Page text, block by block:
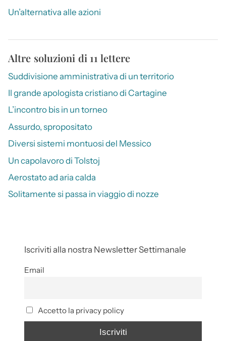
Un’alternativa alle azioni
Altre soluzioni di 11 lettere
Suddivisione amministrativa di un territorio
Il grande apologista cristiano di Cartagine
L’incontro bis in un torneo
Assurdo, spropositato
Diversi sistemi montuosi del Messico
Un capolavoro di Tolstoj
Aerostato ad aria calda
Solitamente si passa in viaggio di nozze
Iscriviti alla nostra Newsletter Settimanale
Email
Accetto la privacy policy